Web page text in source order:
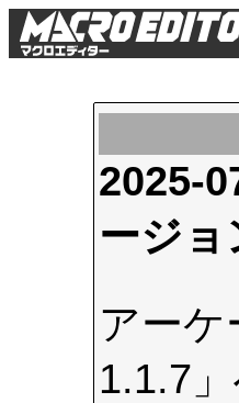
2025-
ージョ
アー
1.1.7